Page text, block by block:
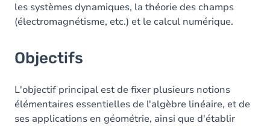
les systèmes dynamiques, la théorie des champs
(électromagnétisme, etc.) et le calcul numérique.
Objectifs
L'objectif principal est de fixer plusieurs notions
élémentaires essentielles de l'algèbre linéaire, et de
ses applications en géométrie, ainsi que d'établir